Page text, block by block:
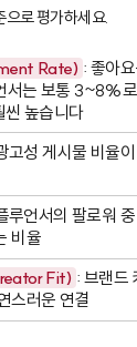
으로 평가하세요.
Rate) : 좋아
서는 보통 3~8%
높습니다
고성 게시물 비율
루언서의 팔로워
비율
Fit) : 브랜드
스러운 연결